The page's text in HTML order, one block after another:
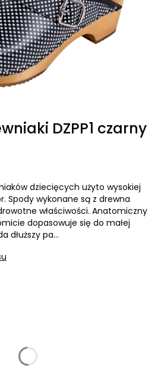
DZPP1 czarny
dziecięcych użyto wysokiej
Spody wykonane są z drewna
właściwości. Anatomiczny
dopasowuje się do małej
dłuższy pa...